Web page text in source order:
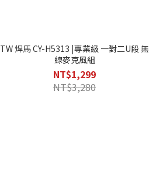
TW 焊馬 CY-H5313 |專業級 一對二U段 無
線麥克風組
NT$1,299
NT$3,280